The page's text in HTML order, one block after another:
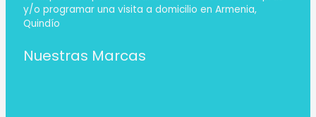
y/o programar una visita a domicilio en Armenia,
Quindío
Nuestras Marcas